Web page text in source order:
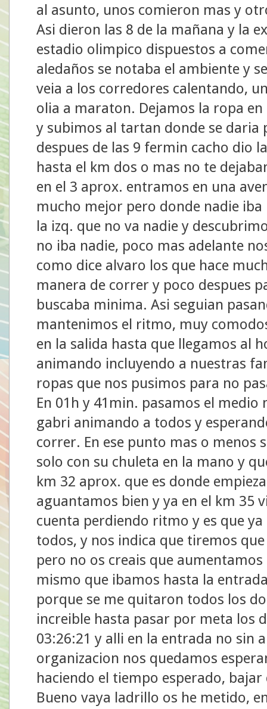
al asunto, unos comieron mas y
Asi dieron las 8 de la mañana y la
estadio olimpico dispuestos a
aledaños se notaba el ambiente y
veia a los corredores calentando,
olia a maraton. Dejamos la ropa
y subimos al tartan donde se daria
despues de las 9 fermin cacho dio
hasta el km dos o mas no te
en el 3 aprox. entramos en una
mucho mejor pero donde nadie
la izq. que no va nadie y
no iba nadie, poco mas adelante
como dice alvaro los que hace
manera de correr y poco despues
buscaba minima. Asi seguian
mantenimos el ritmo, muy
en la salida hasta que llegamos al
animando incluyendo a nuestras
ropas que nos pusimos para no
En 01h y 41min. pasamos el
gabri animando a todos y
correr. En ese punto mas o menos
solo con su chuleta en la mano y
km 32 aprox. que es donde
aguantamos bien y ya en el km 35
cuenta perdiendo ritmo y es que
todos, y nos indica que tiremos
pero no os creais que
mismo que ibamos hasta la
porque se me quitaron todos los
increible hasta pasar por meta los
03:26:21 y alli en la entrada no sin
organizacion nos quedamos
haciendo el tiempo esperado, bajar
Bueno vaya ladrillo os he metido,